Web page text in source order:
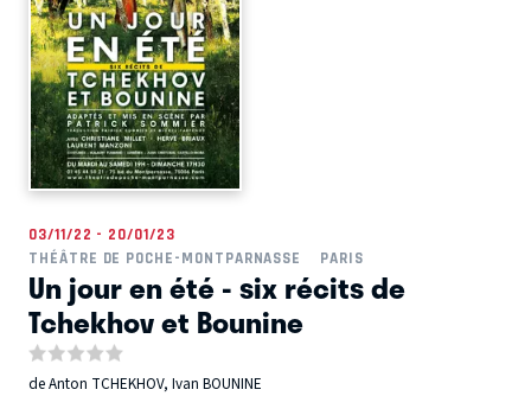
03/11/22 - 20/01/23
THÉÂTRE DE POCHE-MONTPARNASSE
PARIS
Un jour en été - six récits de
Tchekhov et Bounine
de Anton TCHEKHOV, Ivan BOUNINE